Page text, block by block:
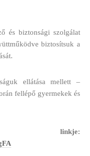
és biztonsági szolgálat
biztosítsuk a
ellátása mellett –
fellépő gyermekek és
linkje: